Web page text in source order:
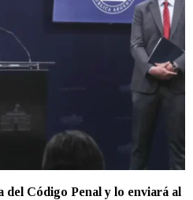
Código Penal y lo enviará al